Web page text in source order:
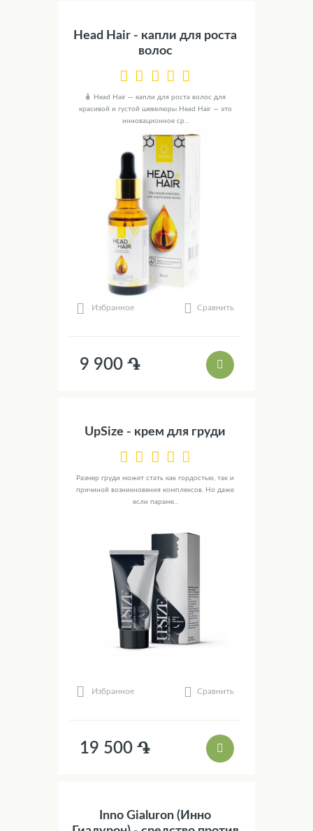
Head Hair - капли для роста
волос
🧴 Head Hair — капли для роста волос для
красивой и густой шевелюры Head Hair — это
инновационное ср...
Избранное Сравнить
9 900 ֏
UpSize - крем для груди
Размер груди может стать как гордостью, так и
причиной возникновения комплексов. Но даже
если параме...
Избранное Сравнить
19 500 ֏
Inno Gialuron (Инно